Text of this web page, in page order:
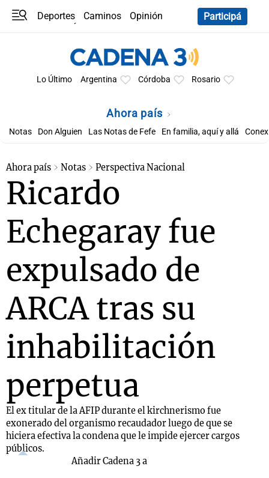
Deportes Caminos
Opinión
Participá
Lo Último Argentina Córdoba Rosario
Ahora país
Notas Don Alguien Las Notas de Fefe En familia, aquí y allá
Ahora país Notas Perspectiva Nacional
Ricardo
Echegaray fue
expulsado de
ARCA tras su
inhabilitación
perpetua
El ex titular de la AFIP durante el kirchnerismo fue
exonerado del organismo recaudador luego de que se
hiciera efectiva la condena que le impide ejercer cargos
públicos.
Añadir Cadena 3 a